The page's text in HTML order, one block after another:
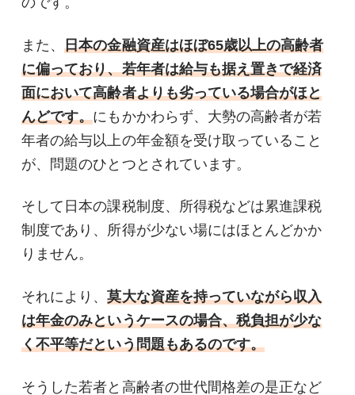
また、日本の金融資産はほぼ65歳以上の高齢者
に偏っており、若年者は給与も据え置きで経済
面において高齢者よりも劣っている場合がほと
んどです。にもかかわらず、大勢の高齢者が若
年者の給与以上の年金額を受け取っていること
が、問題のひとつとされています。
そして日本の課税制度、所得税などは累進課税
制度であり、所得が少ない場にはほとんどかか
りません。
それにより、莫大な資産を持っていながら収入
は年金のみというケースの場合、税負担が少な
く不平等だという問題もあるのです。
そうした若者と高齢者の世代間格差の是正など